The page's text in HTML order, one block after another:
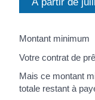
Montant minimum
Votre contrat de
Mais ce montant
totale restant à